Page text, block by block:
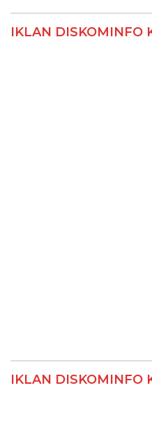
IKLAN DISKOMINFO
IKLAN DISKOMINFO